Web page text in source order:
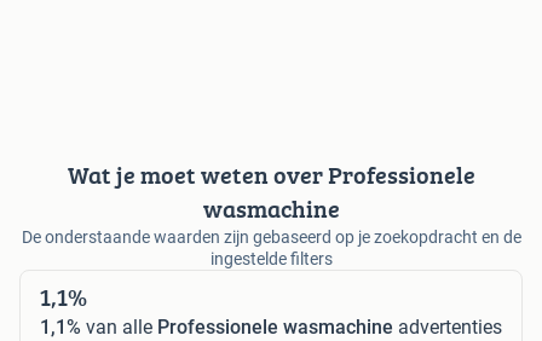
Wat je moet weten over Professionele
wasmachine
De onderstaande waarden zijn gebaseerd op je zoekopdracht en de
ingestelde filters
1,1%
1,1% van alle Professionele wasmachine advertenties